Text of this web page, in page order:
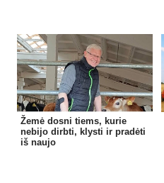
Žemė dosni tiems, kurie
nebijo dirbti, klysti ir pradėti
iš naujo